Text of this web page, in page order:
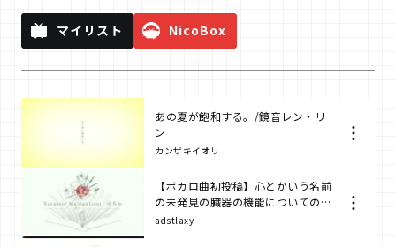
マイリスト NicoBox
あの夏が飽和する。/鏡音レン・リ
ン
カンザキイオリ
【ボカロ曲初投稿】心とかいう名前
の未発見の臓器の機能についての考
察
adstlaxy